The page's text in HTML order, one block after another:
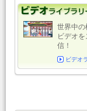
世界中の
ビデオ
信！
ビデオ